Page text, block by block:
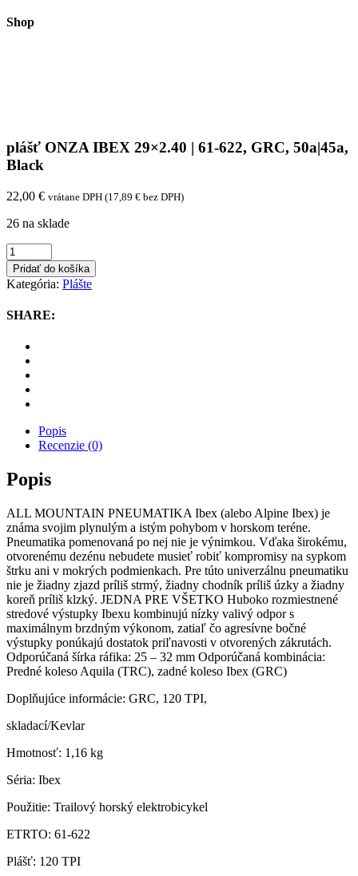
Shop
plášť ONZA IBEX 29×2.40 | 61-622, GRC, 50a|45a,
Black
22,00 € vrátane DPH (17,89 € bez DPH)
26 na sklade
plášť
ONZA
IBEX
29x2.40
61-
GRC,
50a|45a,
Black
quantity
Pridať do košíka
Kategória: Plášte
SHARE:
Popis
Recenzie (0)
Popis
ALL MOUNTAIN PNEUMATIKA Ibex (alebo Alpine Ibex) je
známa svojim plynulým a istým pohybom v horskom teréne.
Pneumatika pomenovaná po nej nie je výnimkou. Vďaka širokému,
otvorenému dezénu nebudete musieť robiť kompromisy na sypkom
štrku ani v mokrých podmienkach. Pre túto univerzálnu pneumatiku
nie je žiadny zjazd príliš strmý, žiadny chodník príliš úzky a žiadny
koreň príliš klzký. JEDNA PRE VŠETKO Huboko rozmiestnené
stredové výstupky Ibexu kombinujú nízky valivý odpor s
maximálnym brzdným výkonom, zatiaľ čo agresívne bočné
výstupky ponúkajú dostatok priľnavosti v otvorených zákrutách.
Odporúčaná šírka ráfika: 25 – 32 mm Odporúčaná kombinácia:
Predné koleso Aquila (TRC), zadné koleso Ibex (GRC)
Doplňujúce informácie: GRC, 120 TPI,
skladací/Kevlar
Hmotnosť: 1,16 kg
Séria: Ibex
Použitie: Trailový horský elektrobicykel
ETRTO: 61-622
Plášť: 120 TPI